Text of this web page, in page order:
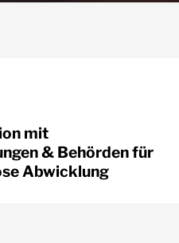
mit
& Behörden für
Abwicklung